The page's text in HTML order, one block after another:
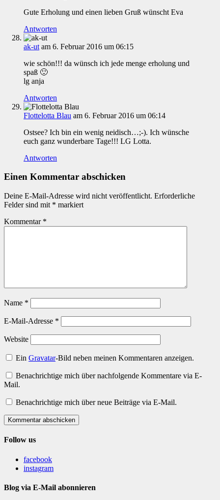
Gute Erholung und einen lieben Gruß wünscht Eva
Antworten
ak-ut am 6. Februar 2016 um 06:15
wie schön!!! da wünsch ich jede menge erholung und
spaß 🙂
lg anja
Antworten
Flottelotta Blau am 6. Februar 2016 um 06:14
Ostsee? Ich bin ein wenig neidisch…;-). Ich wünsche
euch ganz wunderbare Tage!!! LG Lotta.
Antworten
Einen Kommentar abschicken
Deine E-Mail-Adresse wird nicht veröffentlicht. Erforderliche
Felder sind mit * markiert
Kommentar *
Name *
E-Mail-Adresse *
Website
EinGravatar-Bild neben meinen Kommentaren anzeigen.
Benachrichtige mich über nachfolgende Kommentare via E-
Mail.
Benachrichtige mich über neue Beiträge via E-Mail.
Kommentar abschicken
Follow us
facebook
instagram
Blog via E-Mail abonnieren